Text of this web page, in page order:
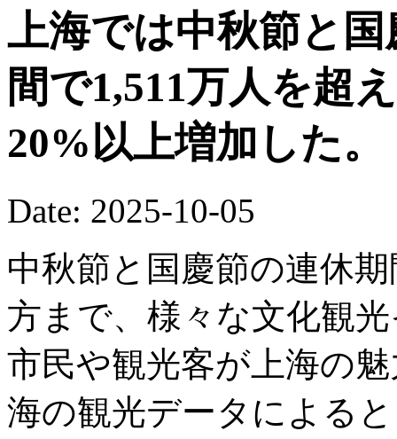
上海では中秋節と
間で1,511万人を超
20%以上増加した。
Date: 2025-10-05
中秋節と国慶節の連休
方まで、様々な文化観
市民や観光客が上海の
海の観光データによる